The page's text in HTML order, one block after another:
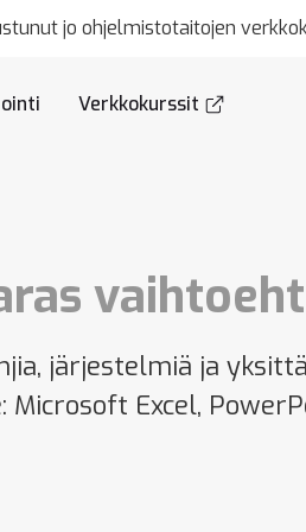
jo ohjelmistotaitojen
Verkkokurssit
järjestelmiä ja
Excel,